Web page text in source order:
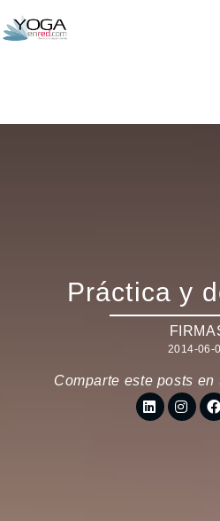
Práctica y
2014-06-
Comparte este posts